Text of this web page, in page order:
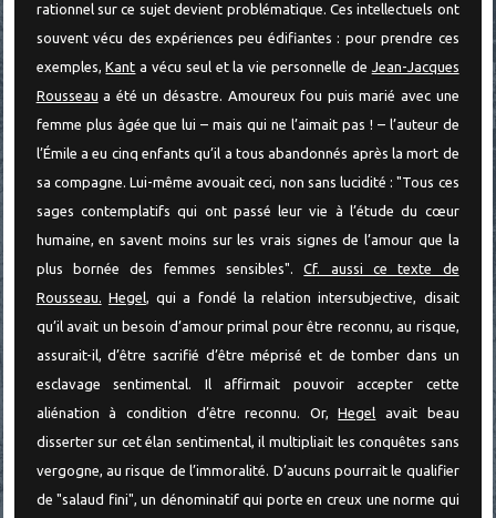
rationnel sur ce sujet devient problématique. Ces intellectuels ont
souvent vécu des expériences peu édifiantes : pour prendre ces
exemples,Kant a vécu seul et la vie personnelle de Jean-Jacques
Rousseau a été un désastre. Amoureux fou puis marié avec une
femme plus âgée que lui – mais qui ne l’aimait pas ! – l’auteur de
l’Émile a eu cinq enfants qu’il a tous abandonnés après la mort de
sa compagne. Lui-même avouait ceci, non sans lucidité : "Tous ces
sages contemplatifs qui ont passé leur vie à l’étude du cœur
humaine, en savent moins sur les vrais signes de l’amour que la
plus bornée des femmes sensibles".Cf. aussi ce texte de
Rousseau. Hegel, qui a fondé la relation intersubjective, disait
qu’il avait un besoin d’amour primal pour être reconnu, au risque,
assurait-il, d’être sacrifié d’être méprisé et de tomber dans un
esclavage sentimental. Il affirmait pouvoir accepter cette
aliénation à condition d’être reconnu. Or,Hegel avait beau
disserter sur cet élan sentimental, il multipliait les conquêtes sans
vergogne, au risque de l’immoralité. D’aucuns pourrait le qualifier
de "salaud fini", un dénominatif qui porte en creux une norme qui